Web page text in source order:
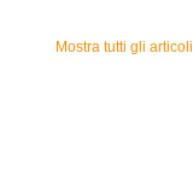
Mostra tutti gli articoli